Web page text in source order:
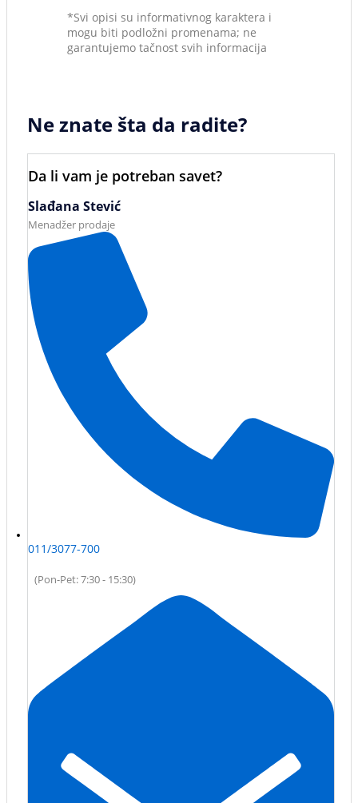
*Svi opisi su informativnog karaktera i
mogu biti podložni promenama; ne
garantujemo tačnost svih informacija
Ne znate šta da radite?
Da li vam je potreban savet?
Slađana Stević
Menadžer prodaje
011/3077-700
(Pon-Pet: 7:30 - 15:30)